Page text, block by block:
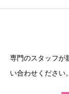
専門のスタッフが
い合わせください。